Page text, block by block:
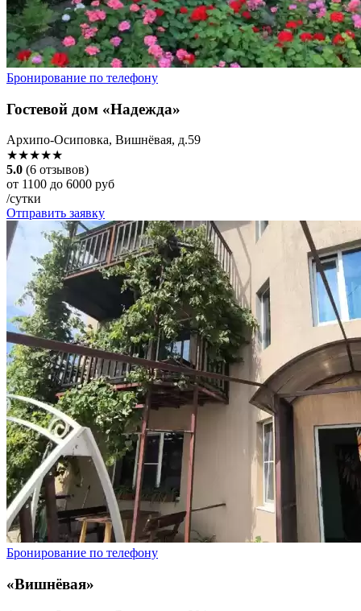
Бронирование по телефону
Гостевой дом «Надежда»
Архипо-Осиповка, Вишнёвая, д.59
★★★★★
5.0 (6 отзывов)
от 1100 до 6000 руб
/сутки
Отправить заявку
Бронирование по телефону
«Вишнëвая»